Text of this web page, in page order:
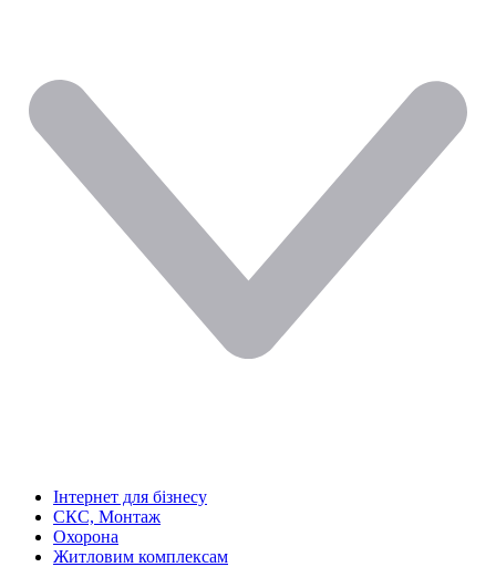
Інтернет для бізнесу
СКС, Монтаж
Охорона
Житловим комплексам